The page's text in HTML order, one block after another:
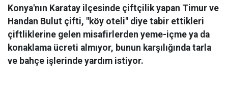
Konya'nın Karatay ilçesinde çiftçilik yapan Timur ve
Handan Bulut çifti, "köy oteli" diye tabir ettikleri
çiftliklerine gelen misafirlerden yeme-içme ya da
konaklama ücreti almıyor, bunun karşılığında tarla
ve bahçe işlerinde yardım istiyor.